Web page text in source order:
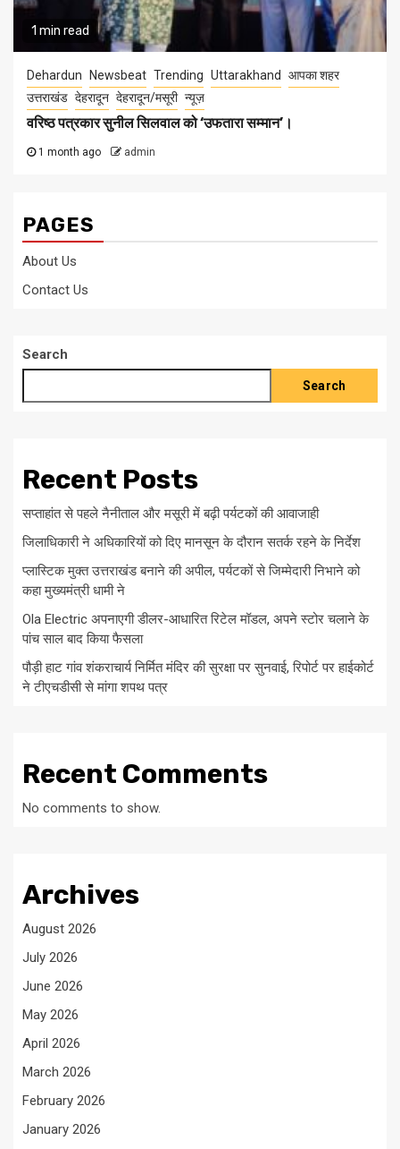
1 min read
Dehardun Newsbeat Trending Uttarakhand
आपका शहर
उत्तराखंड देहरादून देहरादून/मसूरी न्यूज़
वरिष्ठ पत्रकार सुनील सिलवाल को ‘उफतारा सम्मान’।
1 month ago admin
PAGES
About Us
Contact Us
Search
Search
Recent Posts
सप्ताहांत से पहले नैनीताल और मसूरी में बढ़ी पर्यटकों की आवाजाही
जिलाधिकारी ने अधिकारियों को दिए मानसून के दौरान सतर्क रहने के निर्देश
प्लास्टिक मुक्त उत्तराखंड बनाने की अपील, पर्यटकों से जिम्मेदारी निभाने को
कहा मुख्यमंत्री धामी ने
Ola Electric अपनाएगी डीलर-आधारित रिटेल मॉडल, अपने स्टोर चलाने के
पांच साल बाद किया फैसला
पौड़ी हाट गांव शंकराचार्य निर्मित मंदिर की सुरक्षा पर सुनवाई, रिपोर्ट पर हाईकोर्ट
ने टीएचडीसी से मांगा शपथ पत्र
Recent Comments
No comments to show.
Archives
August 2026
July 2026
June 2026
May 2026
April 2026
March 2026
February 2026
January 2026